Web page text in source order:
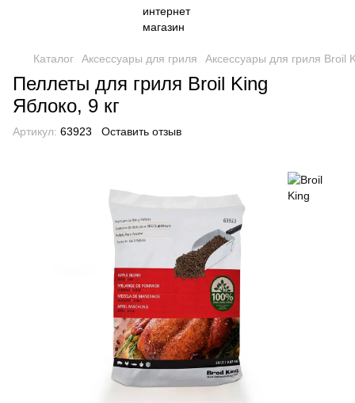
Каталог Аксессуары для гриля Аксессуары для гриля Broil
Пеллеты для гриля Broil King
Яблоко, 9 кг
Артикул: 63923 Оставить отзыв